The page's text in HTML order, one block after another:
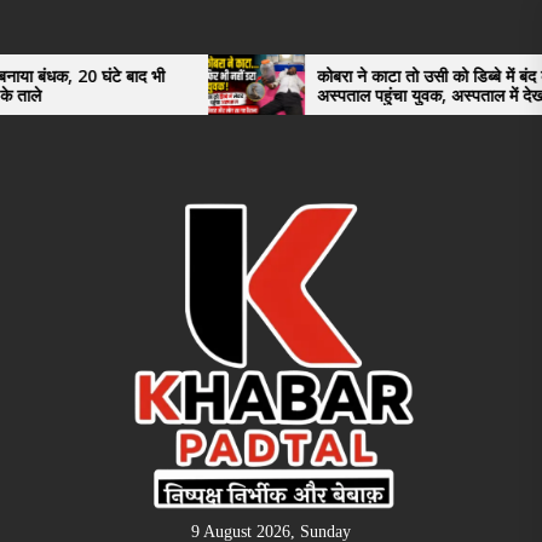
the
content
भी
कोबरा ने काटा तो उसी को डिब्बे में बंद कर
अस्पताल पहुंचा युवक, अस्पताल में देखकर डॉक्टर
भी रह गए हैरान
9 August 2026, Sunday